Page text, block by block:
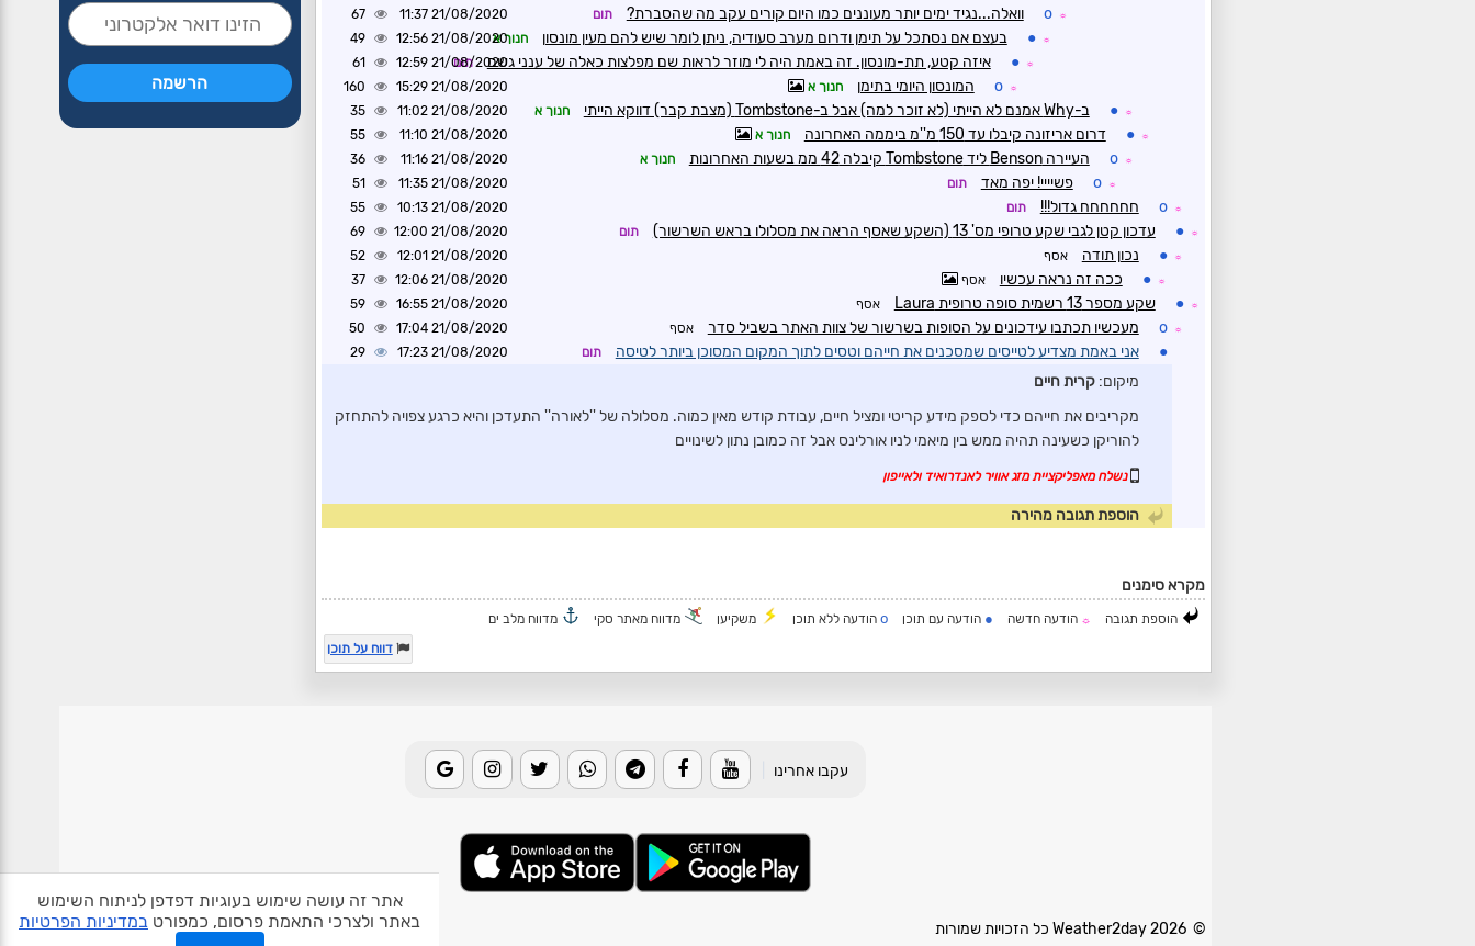
אתר זה עושה שימוש בעוגיות דפדפן לניתוח השימוש
באתר ולצרכי התאמת פרסום, כמפורט במדיניות הפרטיות
☼
o וואלה...נגיד ימים יותר מעוננים כמו היום קורים עקב מה שהסברת? תום 21/08/2020 11:37
67
☼
● בעצם אם נסתכל על תימן ודרום מערב סעודיה, ניתן לומר שיש להם מעין מונסון חנוך א21/08/2020 12:56
49
☼
● איזה קטע, תת-מונסון. זה באמת היה לי מוזר לראות שם מפלצות כאלה של ענני גשם תום
21/08/2020 12:59
61
☼
o המונסון היומי בתימן חנוך א 21/08/2020 15:29
160
☼
● ב-Why אמנם לא הייתי (לא זוכר למה) אבל ב-Tombstone (מצבת קבר) דווקא הייתי חנוך א 21/08/2020 11:02
35
☼
● דרום אריזונה קיבלו עד 150 מ''מ ביממה האחרונה חנוך א 21/08/2020 11:10
55
☼
o העיירה Benson ליד Tombstone קיבלה 42 ממ בשעות האחרונות חנוך א 21/08/2020 11:16
36
☼
o פשיייי! יפה מאד תום 21/08/2020 11:35
51
☼
o חחחחחח גדול!!! תום 21/08/2020 10:13
55
☼
● עדכון קטן לגבי שקע טרופי מס' 13 (השקע שאסף הראה את מסלולו בראש השרשור) תום 21/08/2020 12:00
69
☼
● נכון תודה אסף 21/08/2020 12:01
52
☼
● ככה זה נראה עכשיו אסף 21/08/2020 12:06
37
☼
● שקע מספר 13 רשמית סופה טרופית Laura אסף 21/08/2020 16:55
59
☼
o מעכשיו תכתבו עידכונים על הסופות בשרשור של צוות האתר בשביל סדר אסף 21/08/2020 17:04
50
● אני באמת מצדיע לטייסים שמסכנים את חייהם וטסים לתוך המקום המסוכן ביותר לטיסה תום 21/08/2020 17:23
29
מיקום:קרית חיים
מקריבים את חייהם כדי לספק מידע קריטי ומציל חיים, עבודת קודש מאין כמוה. מסלולה של ''לאורה'' התעדכן והיא כרגע צפויה להתחזק
להוריקן כשעינה תהיה ממש בין מיאמי לניו אורלינס אבל זה כמובן נתון לשינויים
נשלח מאפליקציית מזג אוויר לאנדרואיד ולאייפון
הוספת תגובה מהירה
מקרא סימנים
הוספת תגובה ☼ הודעה חדשה ● הודעה עם תוכן o הודעה ללא תוכן משקיען מדווח מאתר סקי
מדווח מלב ים
דווח על תוכן
עקבו אחרינו
© 2026 Weather2day כל הזכויות שמורות אודות האתר פרטיות תנאי שימוש צור קשר בעלי אתרים